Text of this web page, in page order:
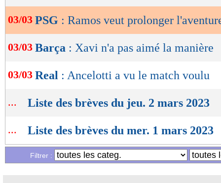
03/03 PSG : Ramos veut prolonger
03/03 Barça : Xavi n'a pas aimé la manière
03/03 Real : Ancelotti a vu le match voulu
... Liste des brèves du jeu. 2 mars 2023
... Liste des brèves du mer. 1 mars 2023
Filtrer :